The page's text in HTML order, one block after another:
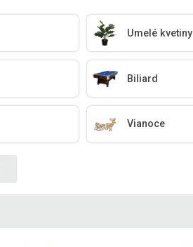
Umelé kvetiny
Biliard
Vianoce